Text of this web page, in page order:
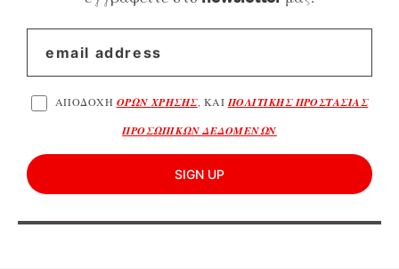
ΑΠΟΔΟΧΗ ΟΡΩΝ ΧΡΗΣΗΣ, ΚΑΙ ΠΟΛΙΤΙΚΗΣ ΠΡΟΣΤΑΣΙΑΣ
ΠΡΟΣΩΠΙΚΩΝ ΔΕΔΟΜΕΝΩΝ
SIGN UP